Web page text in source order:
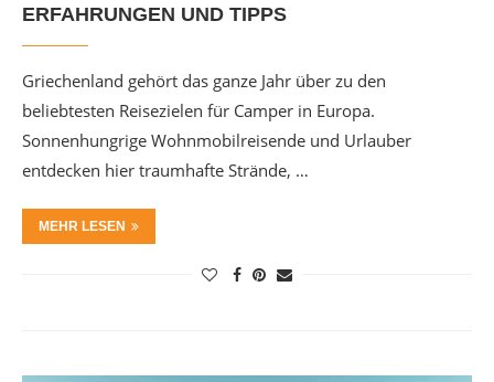
ERFAHRUNGEN UND TIPPS
Griechenland gehört das ganze Jahr über zu den
beliebtesten Reisezielen für Camper in Europa.
Sonnenhungrige Wohnmobilreisende und Urlauber
entdecken hier traumhafte Strände, …
MEHR LESEN